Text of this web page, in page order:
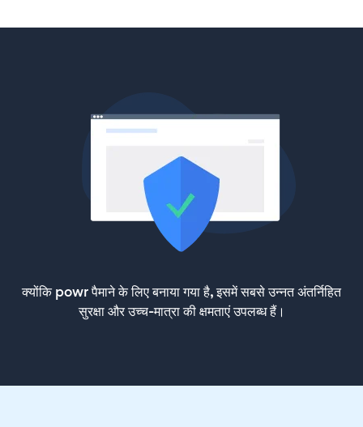
क्योंकि powr पैमाने के लिए बनाया गया है, इसमें सबसे उन्नत अंतर्निहित
सुरक्षा और उच्च-मात्रा की क्षमताएं उपलब्ध हैं।